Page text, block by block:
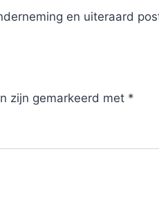
en uiteraard
zijn gemarkeerd met *